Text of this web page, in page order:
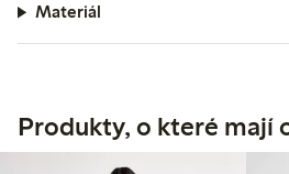
Materiál
Produkty, o které mají